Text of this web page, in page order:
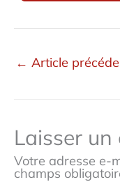
← Article
Laisser
Votre adresse e-
champs